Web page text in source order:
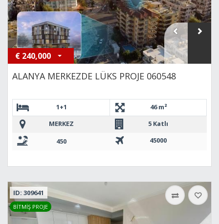
€ 240,000
ALANYA MERKEZDE LÜKS PROJE 060548
1+1
46 m²
MERKEZ
5 Katlı
450
45000
ID: 309641
BİTMİŞ PROJE